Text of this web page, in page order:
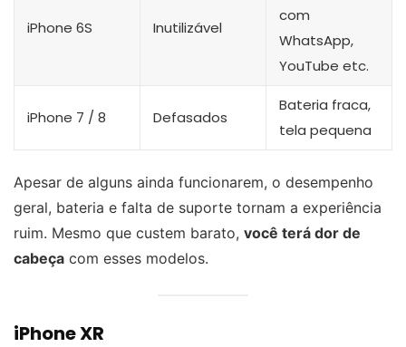
iPhone 6S Inutilizável
com
WhatsApp,
YouTube etc.
iPhone 7 / 8 Defasados
Bateria fraca,
tela pequena
Apesar de alguns ainda funcionarem, o desempenho
geral, bateria e falta de suporte tornam a experiência
ruim. Mesmo que custem barato, você terá dor de
cabeça com esses modelos.
iPhone XR